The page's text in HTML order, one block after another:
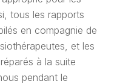
tous les rapports
en compagnie de
et les
à la suite
pendant le